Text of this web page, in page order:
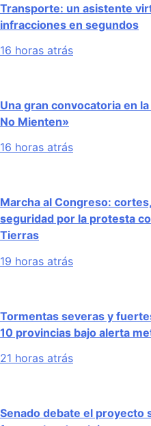
Transporte: un asistente
infracciones en segundos
16 horas atrás
Una gran convocatoria en
No Mienten»
16 horas atrás
Marcha al Congreso:
seguridad por la protesta
Tierras
19 horas atrás
Tormentas severas y
10 provincias bajo alerta
21 horas atrás
Senado debate el proyecto